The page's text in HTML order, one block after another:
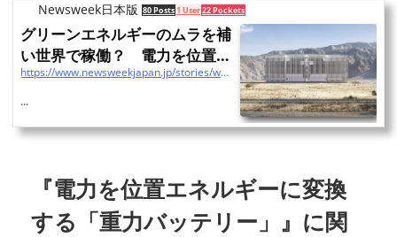
Newsweek日本版 80 Posts1 User22 Pockets
グリーンエネルギーのムラを補
い世界で稼働？ 電力を位置エ
ネルギーに変換する「...
https://www.newsweekjapan.jp/stories/world/2023/01/post-100717.php
...
『電力を位置エネルギーに変換
する「重力バッテリー」』に関